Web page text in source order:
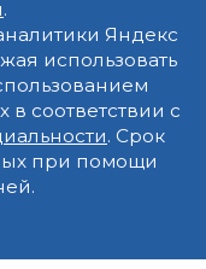
.
Яндекс
использовать
соответствии с
. Срок
при помощи